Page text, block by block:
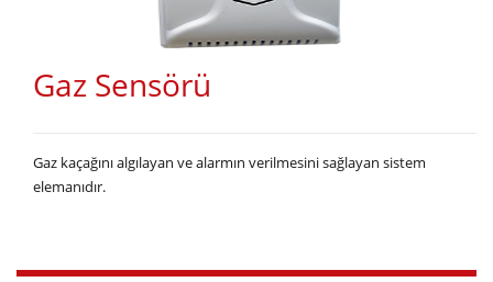
Gaz Sensörü
Gaz kaçağını algılayan ve alarmın verilmesini sağlayan sistem
elemanıdır.